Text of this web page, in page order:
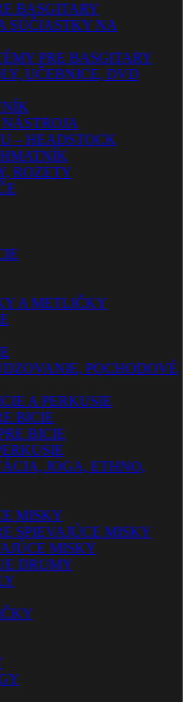
BASGITARY
SÚČIASTKY NA
PRE BASGITARY
UČEBNICE, DVD
– HEADSTOCK
ROZETY
A METLIČKY
POCHODOVÉ
A PERKUSIE
BICIE
BICIE
JOGA, ETHNO,
MISKY
SPIEVAJÚCE MISKY
MISKY
DRUMY